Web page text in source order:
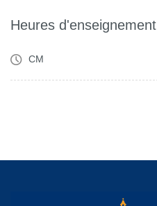
Heures d'enseignement
CM